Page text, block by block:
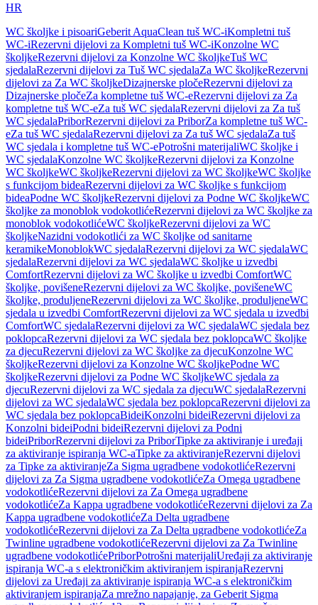
HR
WC školjke i pisoariGeberit AquaClean tuš WC-iKompletni tuš
WC-iRezervni dijelovi za Kompletni tuš WC-iKonzolne WC
školjkeRezervni dijelovi za Konzolne WC školjkeTuš WC
sjedalaRezervni dijelovi za Tuš WC sjedalaZa WC školjkeRezervni
dijelovi za Za WC školjkeDizajnerske pločeRezervni dijelovi za
Dizajnerske pločeZa kompletne tuš WC-eRezervni dijelovi za Za
kompletne tuš WC-eZa tuš WC sjedalaRezervni dijelovi za Za tuš
WC sjedalaPriborRezervni dijelovi za PriborZa kompletne tuš WC-
eZa tuš WC sjedalaRezervni dijelovi za Za tuš WC sjedalaZa tuš
WC sjedala i kompletne tuš WC-ePotrošni materijaliWC školjke i
WC sjedalaKonzolne WC školjkeRezervni dijelovi za Konzolne
WC školjkeWC školjkeRezervni dijelovi za WC školjkeWC školjke
s funkcijom bideaRezervni dijelovi za WC školjke s funkcijom
bideaPodne WC školjkeRezervni dijelovi za Podne WC školjkeWC
školjke za monoblok vodokotlićeRezervni dijelovi za WC školjke za
monoblok vodokotlićeWC školjkeRezervni dijelovi za WC
školjkeNazidni vodokotlići za WC školjke od sanitarne
keramikeMonoblokWC sjedalaRezervni dijelovi za WC sjedalaWC
sjedalaRezervni dijelovi za WC sjedalaWC školjke u izvedbi
ComfortRezervni dijelovi za WC školjke u izvedbi ComfortWC
školjke, povišeneRezervni dijelovi za WC školjke, povišeneWC
školjke, produljeneRezervni dijelovi za WC školjke, produljeneWC
sjedala u izvedbi ComfortRezervni dijelovi za WC sjedala u izvedbi
ComfortWC sjedalaRezervni dijelovi za WC sjedalaWC sjedala bez
poklopcaRezervni dijelovi za WC sjedala bez poklopcaWC školjke
za djecuRezervni dijelovi za WC školjke za djecuKonzolne WC
školjkeRezervni dijelovi za Konzolne WC školjkePodne WC
školjkeRezervni dijelovi za Podne WC školjkeWC sjedala za
djecuRezervni dijelovi za WC sjedala za djecuWC sjedalaRezervni
dijelovi za WC sjedalaWC sjedala bez poklopcaRezervni dijelovi za
WC sjedala bez poklopcaBideiKonzolni bideiRezervni dijelovi za
Konzolni bideiPodni bideiRezervni dijelovi za Podni
bideiPriborRezervni dijelovi za PriborTipke za aktiviranje i uređaji
za aktiviranje ispiranja WC-aTipke za aktiviranjeRezervni dijelovi
za Tipke za aktiviranjeZa Sigma ugradbene vodokotlićeRezervni
dijelovi za Za Sigma ugradbene vodokotlićeZa Omega ugradbene
vodokotlićeRezervni dijelovi za Za Omega ugradbene
vodokotlićeZa Kappa ugradbene vodokotlićeRezervni dijelovi za Za
Kappa ugradbene vodokotlićeZa Delta ugradbene
vodokotlićeRezervni dijelovi za Za Delta ugradbene vodokotlićeZa
Twinline ugradbene vodokotlićeRezervni dijelovi za Za Twinline
ugradbene vodokotlićePriborPotrošni materijaliUređaji za aktiviranje
ispiranja WC-a s elektroničkim aktiviranjem ispiranjaRezervni
dijelovi za Uređaji za aktiviranje ispiranja WC-a s elektroničkim
aktiviranjem ispiranjaZa mrežno napajanje, za Geberit Sigma